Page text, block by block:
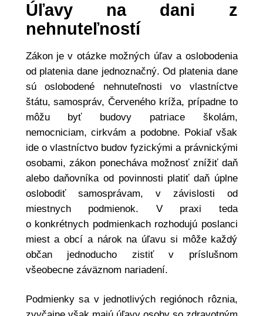
Úľavy na dani z
nehnuteľností
Zákon je v otázke možných úľav a oslobodenia
od platenia dane jednoznačný. Od platenia dane
sú oslobodené nehnuteľnosti vo vlastníctve
štátu, samospráv, Červeného kríža, prípadne to
môžu byť budovy patriace školám,
nemocniciam, cirkvám a podobne. Pokiaľ však
ide o vlastníctvo budov fyzickými a právnickými
osobami, zákon ponecháva možnosť znížiť daň
alebo daňovníka od povinnosti platiť daň úplne
oslobodiť samosprávam, v závislosti od
miestnych podmienok. V praxi teda
o konkrétnych podmienkach rozhodujú poslanci
miest a obcí a nárok na úľavu si môže každý
občan jednoducho zistiť v príslušnom
všeobecne záväznom nariadení.
Podmienky sa v jednotlivých regiónoch rôznia,